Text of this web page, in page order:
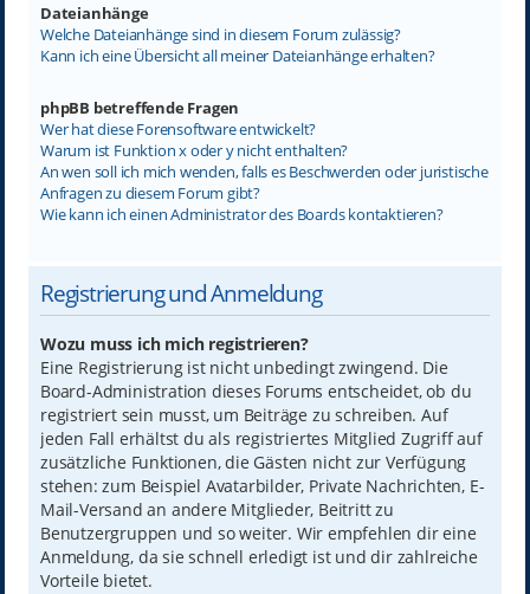
Dateianhänge
Welche Dateianhänge sind in diesem Forum zulässig?
Kann ich eine Übersicht all meiner Dateianhänge erhalten?
phpBB betreffende Fragen
Wer hat diese Forensoftware entwickelt?
Warum ist Funktion x oder y nicht enthalten?
An wen soll ich mich wenden, falls es Beschwerden oder juristische
Anfragen zu diesem Forum gibt?
Wie kann ich einen Administrator des Boards kontaktieren?
Registrierung und Anmeldung
Wozu muss ich mich registrieren?
Eine Registrierung ist nicht unbedingt zwingend. Die
Board-Administration dieses Forums entscheidet, ob du
registriert sein musst, um Beiträge zu schreiben. Auf
jeden Fall erhältst du als registriertes Mitglied Zugriff auf
zusätzliche Funktionen, die Gästen nicht zur Verfügung
stehen: zum Beispiel Avatarbilder, Private Nachrichten, E-
Mail-Versand an andere Mitglieder, Beitritt zu
Benutzergruppen und so weiter. Wir empfehlen dir eine
Anmeldung, da sie schnell erledigt ist und dir zahlreiche
Vorteile bietet.